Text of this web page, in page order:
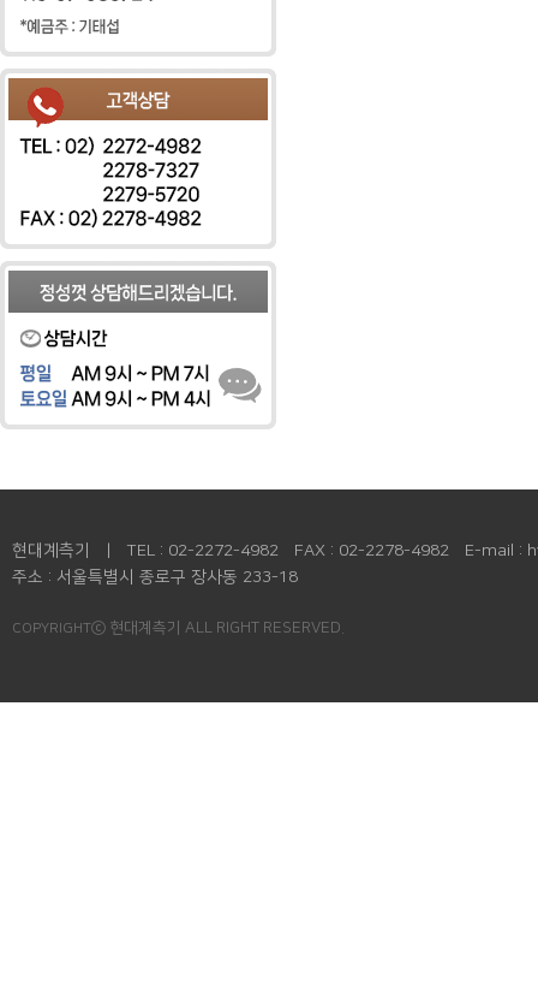
현대계측기 | TEL : 02-2272-4982 FAX : 02-2278-4982 E-mail :
주소 : 서울특별시 종로구 장사동 233-18
COPYRIGHTⓒ 현대계측기 ALL RIGHT RESERVED.